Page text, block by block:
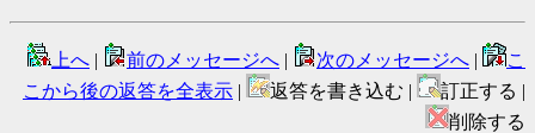
上へ | 前のメッセージへ | 次のメッセージへ |
こ
こから後の返答を全表示 | 返答を書き込む |
訂正する |
削除する